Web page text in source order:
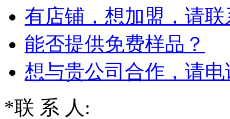
有店铺，想加盟，请
能否提供免费样品？
想与贵公司合作，请
*联 系 人: